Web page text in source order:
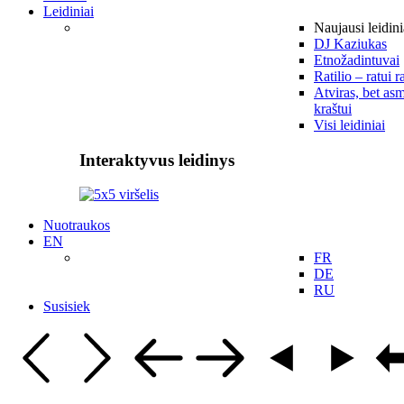
Leidiniai
Naujausi
DJ Kaziukas
Etnožadintuvai
Ratilio – ratui
Atviras, bet
kraštui
Visi leidiniai
Interaktyvus leidinys
Nuotraukos
EN
FR
DE
RU
Susisiek